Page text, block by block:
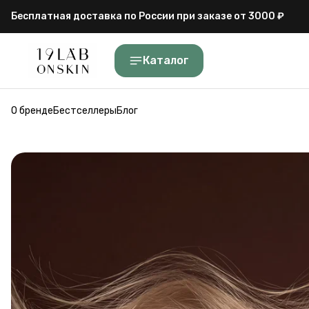
Бесплатная доставка по России при заказе от 3000 ₽
Гарантия высокого качества и сертификаты на
Каталог
О брендеБестселлерыБлог